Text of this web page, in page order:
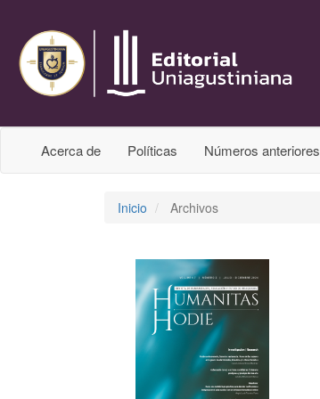
Acerca de Políticas Números anteriores
Inicio Archivos